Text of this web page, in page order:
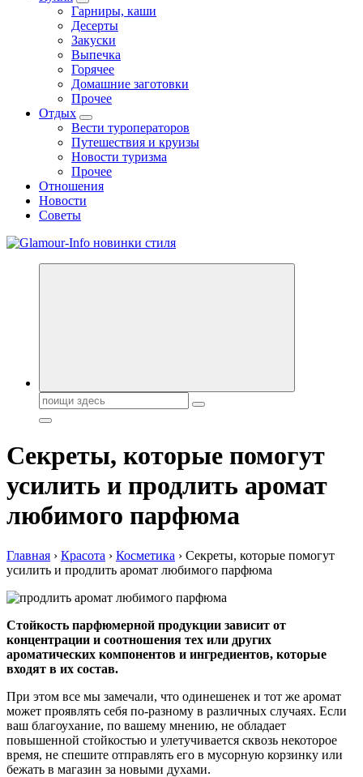
Гарниры, каши
Десерты
Закуски
Выпечка
Горячее
Домашние заготовки
Прочее
Отдых
Вести туроператоров
Путешествия и круизы
Новости туризма
Прочее
Отношения
Новости
Советы
Секреты молодости, красоты и долголетия. Гламурный журнал
Поиск:
Секреты, которые помогут
усилить и продлить аромат
любимого парфюма
Главная › Красота › Косметика › Секреты, которые помогут
усилить и продлить аромат любимого парфюма
Стойкость парфюмерной продукции зависит от
концентрации и соотношения тех или других
ароматических компонентов и ингредиентов, которые
входят в их состав.
При этом все мы замечали, что одинешенек и тот же аромат
может проявлять себя по-разному в различных случаях. Если
ваш благоухание, по вашему мнению, не обладает
повышенной стойкостью и улетучивается сквозь некоторое
время, не спешите отправлять его в мусорную корзинку или
бежать в магазин за новыми духами.